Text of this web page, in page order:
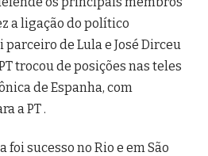
a ligação do político
de Lula e José Dirceu
trocou de posições nas teles
de Espanha, com
a PT .
foi sucesso no Rio e em São